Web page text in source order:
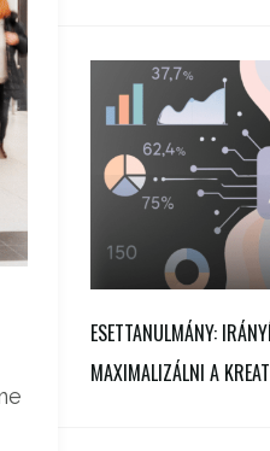
ESETTANULMÁNY:
MAXIMALIZÁLNI A